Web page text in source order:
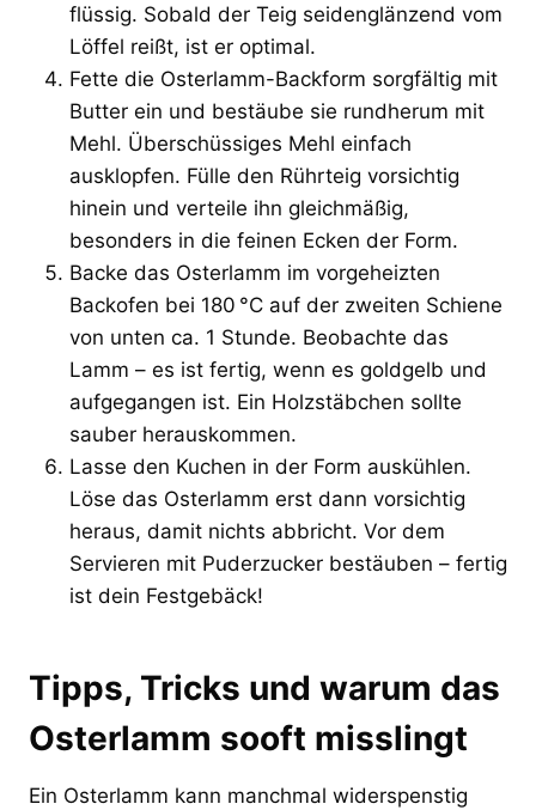
flüssig. Sobald der Teig seidenglänzend vom
Löffel reißt, ist er optimal.
Fette die Osterlamm-Backform sorgfältig mit
Butter ein und bestäube sie rundherum mit
Mehl. Überschüssiges Mehl einfach
ausklopfen. Fülle den Rührteig vorsichtig
hinein und verteile ihn gleichmäßig,
besonders in die feinen Ecken der Form.
Backe das Osterlamm im vorgeheizten
Backofen bei 180 °C auf der zweiten Schiene
von unten ca. 1 Stunde. Beobachte das
Lamm – es ist fertig, wenn es goldgelb und
aufgegangen ist. Ein Holzstäbchen sollte
sauber herauskommen.
Lasse den Kuchen in der Form auskühlen.
Löse das Osterlamm erst dann vorsichtig
heraus, damit nichts abbricht. Vor dem
Servieren mit Puderzucker bestäuben – fertig
ist dein Festgebäck!
Tipps, Tricks und warum das
Osterlamm sooft misslingt
Ein Osterlamm kann manchmal widerspenstig